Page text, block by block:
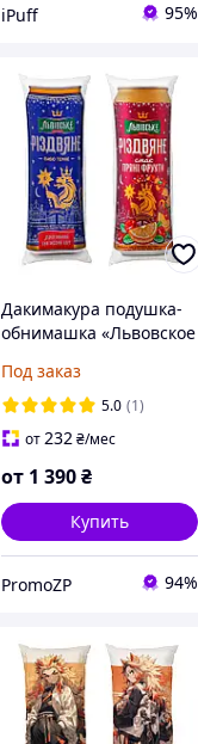
iPuff 95%
Дакимакура подушка-
обнимашка «Львовское
Под заказ
5.0 (1)
от232₴/мес
от 1 390₴
Купить
PromoZP 94%